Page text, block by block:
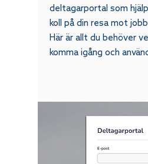
deltagarportal som
koll på din resa mot
Här är allt du behöver
komma igång och